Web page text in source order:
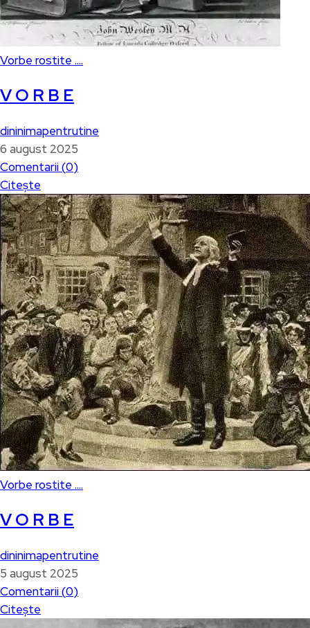
Vorbe rostite ....
V O R B E
dininimapentrutine
6 august 2025
Comentarii (0)
Citește
Vorbe rostite ....
V O R B E
dininimapentrutine
5 august 2025
Comentarii (0)
Citește